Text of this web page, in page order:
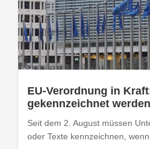
EU-Verordnung in
gekennzeichnet werden
Seit dem 2. August müssen
oder Texte kennzeichnen, wenn